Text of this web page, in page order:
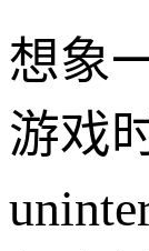
想象
游戏